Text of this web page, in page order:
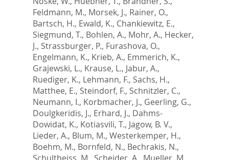
Feldmann, M., Morsek, J., Rainer, O.,
Bartsch, H., Ewald, K., Chankiewitz, E.,
Siegmund, T., Bohlen, A., Mohr, A., Hecker,
J., Strassburger, P., Furashova, O.,
Engelmann, K., Krieb, A., Emmerich, K.,
Grajewski, L., Krause, L., Jabur, A.,
Ruediger, K., Lehmann, F., Sachs, H.,
Matthee, E., Steindorf, F., Schnitzler, C.,
Neumann, I., Korbmacher, J., Geerling, G.,
Doulgkeridis, J., Erhard, J., Dahms-
Dowidat, K., Kotiasvili, T., Jagow, B. V.,
Lieder, A., Blum, M., Westerkemper, H.,
Boehm, M., Bornfeld, N., Bechrakis, N.,